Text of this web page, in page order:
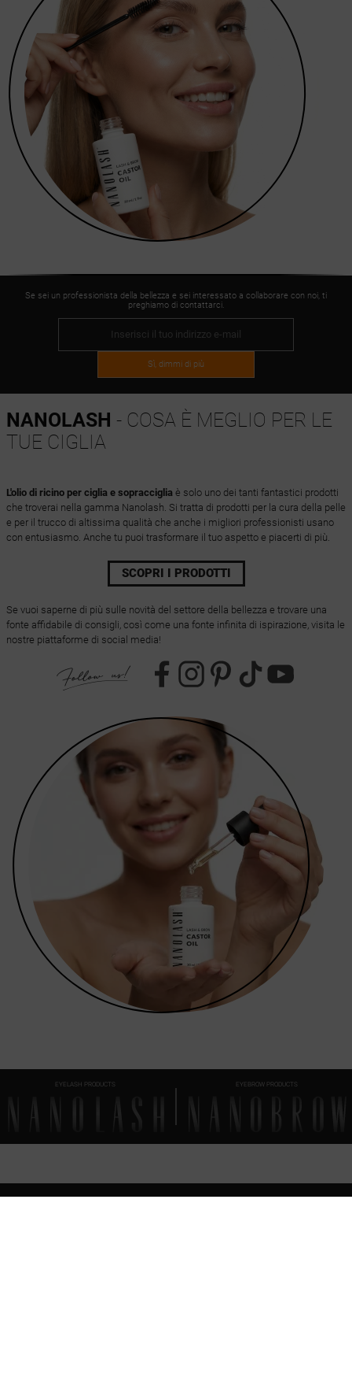
Se sei un professionista della bellezza e sei interessato a collaborare con noi, ti
preghiamo di contattarci.
Sì, dimmi di più
NANOLASH - COSA È MEGLIO PER LE
TUE CIGLIA
L'olio di ricino per ciglia e sopraccigliaè solo uno dei tanti fantastici prodotti
che troverai nella gamma Nanolash. Si tratta di prodotti per la cura della pelle
e per il trucco di altissima qualità che anche i migliori professionisti usano
con entusiasmo. Anche tu puoi trasformare il tuo aspetto e piacerti di più.
SCOPRI I PRODOTTI
Se vuoi saperne di più sulle novità del settore della bellezza e trovare una
fonte affidabile di consigli, così come una fonte infinita di ispirazione, visita le
nostre piattaforme di social media!
EYELASH PRODUCTS EYEBROW PRODUCTS